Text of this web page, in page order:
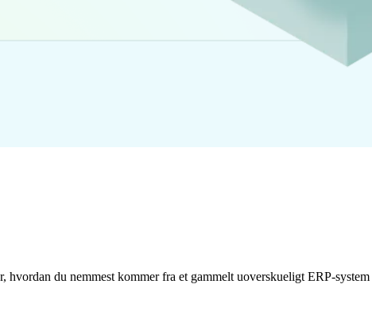
du nemmest kommer fra et gammelt uoverskueligt ERP-